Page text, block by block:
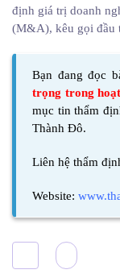
định giá trị doanh
(M&A), kêu gọi đầu
Bạn đang đọc
trọng trong
mục tin thẩm
Thành Đô.
Liên hệ thẩm
Website: